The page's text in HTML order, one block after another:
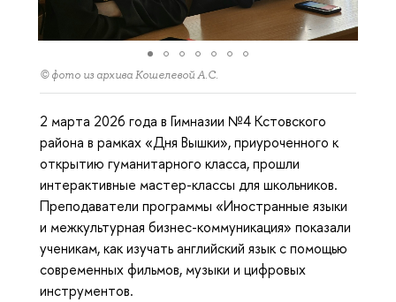
© фото из архива Кошелевой А.С.
2 марта 2026 года в Гимназии №4 Кстовского
района в рамках «Дня Вышки», приуроченного к
открытию гуманитарного класса, прошли
интерактивные мастер-классы для школьников.
Преподаватели программы «Иностранные языки
и межкультурная бизнес-коммуникация» показали
ученикам, как изучать английский язык с помощью
современных фильмов, музыки и цифровых
инструментов.